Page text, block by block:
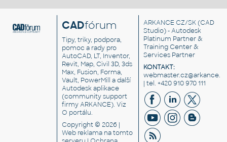
CADfórum
Tipy, triky, podpora,
pomoc a rady pro
AutoCAD, LT, Inventor,
Revit, Map, Civil 3D, 3ds
Max, Fusion, Forma,
Vault, PowerMill a další
Autodesk aplikace
(community support
firmy ARKANCE). Viz
O portálu.
Copyright © 2026 |
Web reklamana tomto
ARKANCE CZ/SK(CAD
Studio) - Autodesk
Platinum Partner &
Training Center &
Services Partner
KONTAKT:
| tel. +420 910 970 111